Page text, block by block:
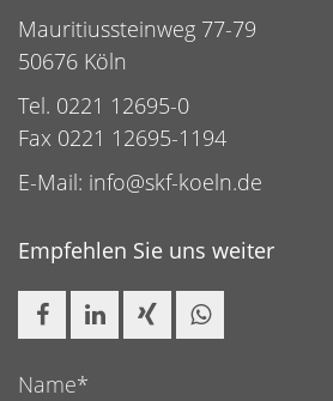
Mauritiussteinweg 77-79
50676 Köln
Tel. 0221 12695-0
Fax 0221 12695-1194
E-Mail: info@skf-koeln.de
Empfehlen Sie uns weiter
Name*